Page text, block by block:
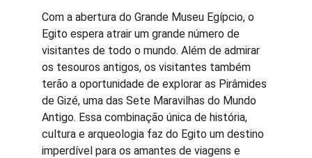
Com a abertura do Grande Museu Egípcio, o
Egito espera atrair um grande número de
visitantes de todo o mundo. Além de admirar
os tesouros antigos, os visitantes também
terão a oportunidade de explorar as Pirâmides
de Gizé, uma das Sete Maravilhas do Mundo
Antigo. Essa combinação única de história,
cultura e arqueologia faz do Egito um destino
imperdível para os amantes de viagens e